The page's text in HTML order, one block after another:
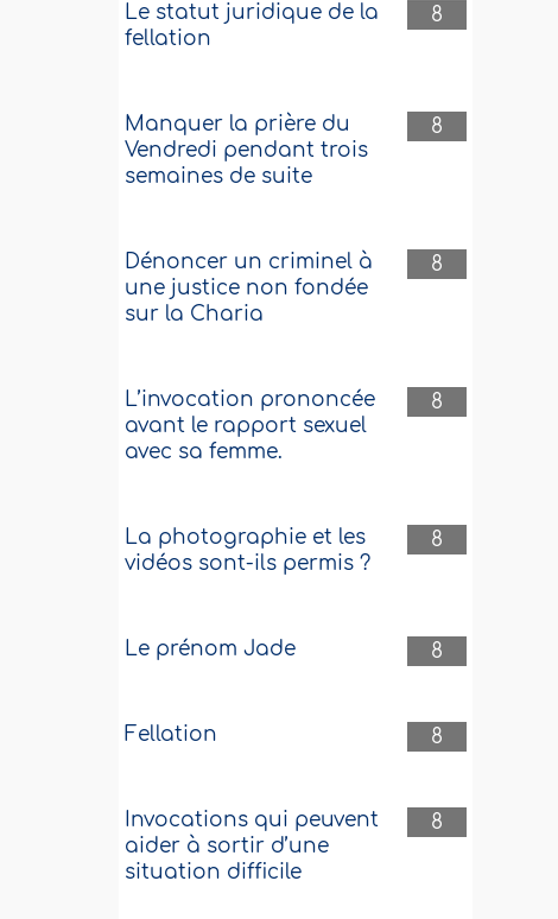
8
Le statut juridique de la
fellation
8
Manquer la prière du
Vendredi pendant trois
semaines de suite
8
Dénoncer un criminel à
une justice non fondée
sur la Charia
8
L’invocation prononcée
avant le rapport sexuel
avec sa femme.
8
La photographie et les
vidéos sont-ils permis ?
8
Le prénom Jade
8
Fellation
8
Invocations qui peuvent
aider à sortir d’une
situation difficile